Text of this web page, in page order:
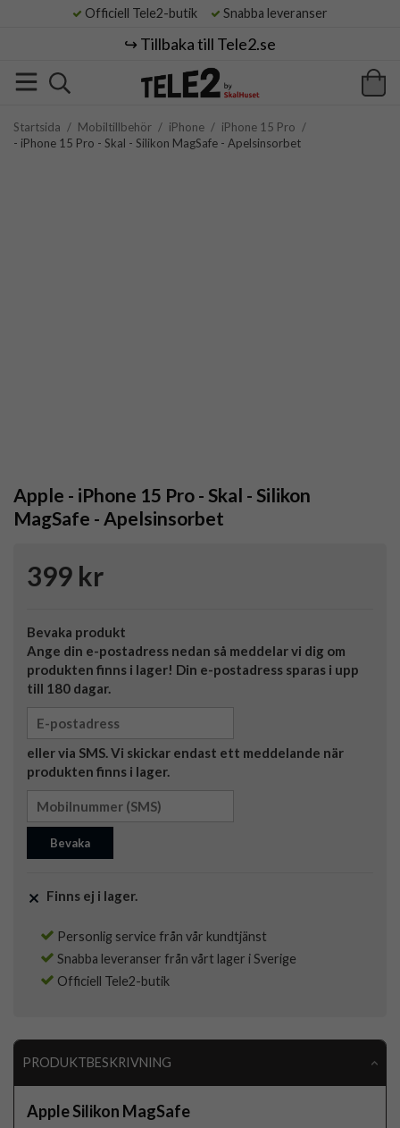
Officiell Tele2-butik Snabba leveranser
↪️ Tillbaka till Tele2.se
Startsida / Mobiltillbehör / iPhone / iPhone 15 Pro /
- iPhone 15 Pro - Skal - Silikon MagSafe - Apelsinsorbet
Apple - iPhone 15 Pro - Skal - Silikon
MagSafe - Apelsinsorbet
399 kr
Bevaka produkt
Ange din e-postadress nedan så meddelar vi dig om
produkten finns i lager! Din e-postadress sparas i upp
till 180 dagar.
eller via SMS. Vi skickar endast ett meddelande när
produkten finns i lager.
Bevaka
Finns ej i lager.
Personlig service från vår kundtjänst
Snabba leveranser från vårt lager i Sverige
Officiell Tele2-butik
PRODUKTBESKRIVNING
Apple Silikon MagSafe